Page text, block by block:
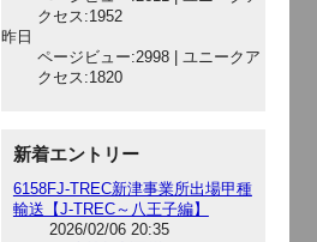
クセス:1952
昨日
ページビュー:2998 | ユニークア
クセス:1820
新着エントリー
6158FJ-TREC新津事業所出場甲種
輸送【J-TREC～八王子編】
2026/02/06 20:35